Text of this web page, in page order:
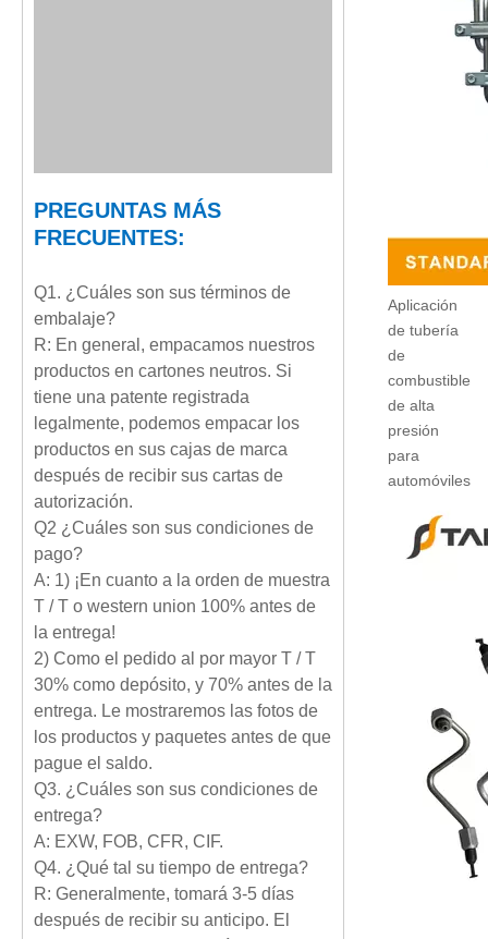
PREGUNTAS MÁS
FRECUENTES:
Q1. ¿Cuáles son sus términos de
embalaje?
R: En general, empacamos nuestros
productos en cartones neutros. Si
tiene una patente registrada
legalmente, podemos empacar los
productos en sus cajas de marca
después de recibir sus cartas de
autorización.
Q2 ¿Cuáles son sus condiciones de
pago?
A: 1) ¡En cuanto a la orden de muestra
T / T o western union 100% antes de
la entrega!
2) Como el pedido al por mayor T / T
30% como depósito, y 70% antes de la
entrega. Le mostraremos las fotos de
los productos y paquetes antes de que
pague el saldo.
Q3. ¿Cuáles son sus condiciones de
entrega?
A: EXW, FOB, CFR, CIF.
Q4. ¿Qué tal su tiempo de entrega?
R: Generalmente, tomará 3-5 días
después de recibir su anticipo. El
Aplicación
de tubería
de
combustible
de alta
presión
para
automóviles